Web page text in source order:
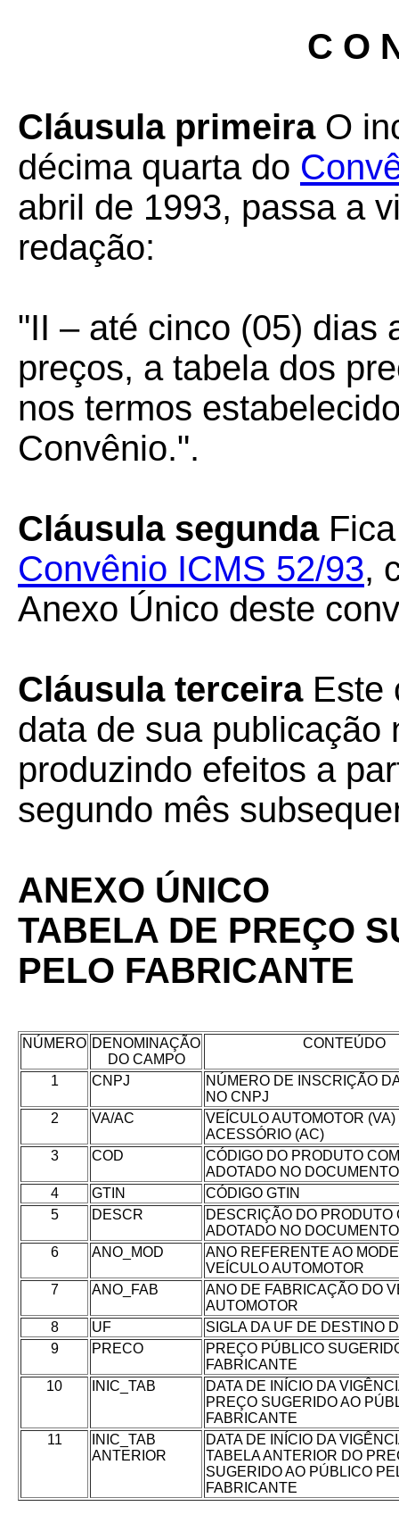
C O
Cláusula primeira O
décima quarta do
abril de 1993, passa a
redação:
"II – até cinco (05) dias
preços, a tabela dos
nos termos
Convênio.".
Cláusula segunda
Convênio ICMS 52/93,
Anexo Único deste
Cláusula terceira Este
data de sua publicação
produzindo efeitos a
segundo mês
ANEXO ÚNICO
TABELA DE PREÇO
PELO FABRICANTE
NÚMERO DENOMINAÇÃO
DO CAMPO
CONTEÚDO
1 CNPJ
NÚMERO DE INSCRIÇÃO
NO CNPJ
2
VA/AC
VEÍCULO AUTOMOTOR (VA)
ACESSÓRIO (AC)
3
COD
CÓDIGO DO PRODUTO
ADOTADO NO
4
GTIN
CÓDIGO GTIN
5
DESCR
DESCRIÇÃO DO PRODUTO
ADOTADO NO
6
ANO_MOD
ANO REFERENTE AO
VEÍCULO AUTOMOTOR
7
ANO_FAB
ANO DE FABRICAÇÃO DO
AUTOMOTOR
8
UF
SIGLA DA UF DE DESTINO
9
PRECO
PREÇO PÚBLICO
FABRICANTE
10
INIC_TAB
DATA DE INÍCIO DA
PREÇO SUGERIDO AO
FABRICANTE
11
INIC_TAB
ANTERIOR
DATA DE INÍCIO DA
TABELA ANTERIOR DO
SUGERIDO AO PÚBLICO
FABRICANTE